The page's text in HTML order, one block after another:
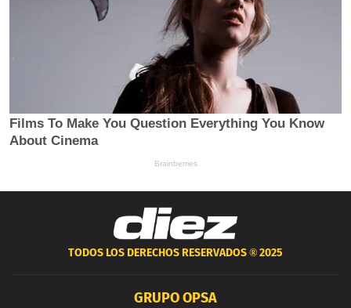
TODOS LOS DERECHOS RESERVADOS ®2025
GRUPO OPSA